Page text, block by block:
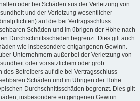
oder bei Schäden aus der Verletzung von
und der Verletzung wesentlicher
auf die bei Vertragsschluss
Schäden und im übrigen der Höhe nach
Durchschnittsschäden begrenzt. Dies gilt auch
wie insbesondere entgangenen Gewinn.
Unternehmern außer bei der Verletzung von
oder vorsätzlichem oder grob
des Betreibers auf die bei Vertragsschluss
Schäden und im Übrigen der Höhe
Durchschnittsschäden begrenzt. Dies gilt
insbesondere entgangenen Gewinn.